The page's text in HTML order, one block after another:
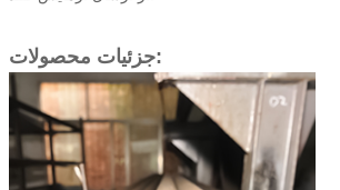
جزئیات محصولات: